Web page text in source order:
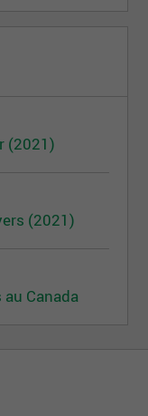
(2021)
(2021)
Canada